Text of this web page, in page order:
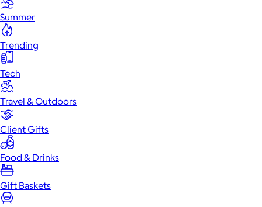
Summer
Trending
Tech
Travel & Outdoors
Client Gifts
Food & Drinks
Gift Baskets